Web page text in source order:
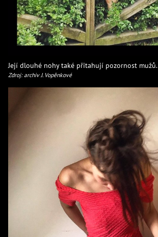
Její dlouhé nohy také přitahují pozornost mužů.
Zdroj: archiv J. Vopěnkové